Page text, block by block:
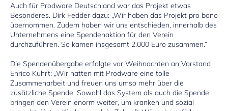
Auch für Prodware Deutschland war das Projekt etwas
Besonderes. Dirk Fedder dazu: „Wir haben das Projekt pro bono
übernommen. Zudem haben wir uns entschieden, innerhalb des
Unternehmens eine Spendenaktion für den Verein
durchzuführen. So kamen insgesamt 2.000 Euro zusammen.“
Die Spendenübergabe erfolgte vor Weihnachten an Vorstand
Enrico Kuhrt: „Wir hatten mit Prodware eine tolle
Zusammenarbeit und freuen uns umso mehr über die
zusätzliche Spende. Sowohl das System als auch die Spende
bringen den Verein enorm weiter, um kranken und sozial